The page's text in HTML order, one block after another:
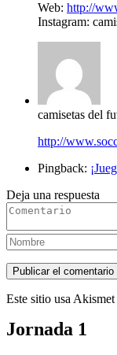
Web: http://
Instagram:
camisetas del
http://
Pingback:
Deja una respuesta
Este sitio usa
Jornada 1